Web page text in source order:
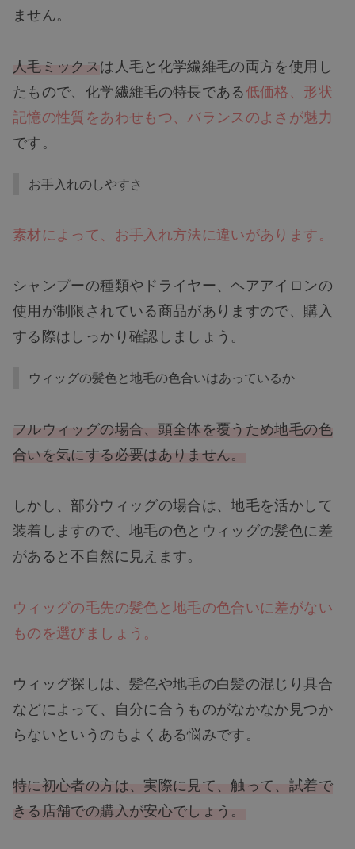
ません。
人毛ミックスは人毛と化学繊維毛の両方を使用し
たもので、化学繊維毛の特長である低価格、形状
記憶の性質をあわせもつ、バランスのよさが魅力
です。
お手入れのしやすさ
素材によって、お手入れ方法に違いがあります。
シャンプーの種類やドライヤー、ヘアアイロンの
使用が制限されている商品がありますので、購入
する際はしっかり確認しましょう。
ウィッグの髪色と地毛の色合いはあっているか
フルウィッグの場合、頭全体を覆うため地毛の色
合いを気にする必要はありません。
しかし、部分ウィッグの場合は、地毛を活かして
装着しますので、地毛の色とウィッグの髪色に差
があると不自然に見えます。
ウィッグの毛先の髪色と地毛の色合いに差がない
ものを選びましょう。
ウィッグ探しは、髪色や地毛の白髪の混じり具合
などによって、自分に合うものがなかなか見つか
らないというのもよくある悩みです。
特に初心者の方は、実際に見て、触って、試着で
きる店舗での購入が安心でしょう。